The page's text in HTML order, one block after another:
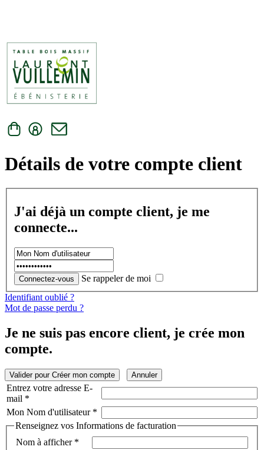
Détails de votre compte client
J'ai déjà un compte client, je me
connecte...
Se rappeler de moi
Identifiant oublié ?
Mot de passe perdu ?
Je ne suis pas encore client, je crée mon
compte.
Valider pour Créer mon compte Annuler
Entrez votre adresse E-
mail *
Mon Nom d'utilisateur *
Renseignez vos Informations de facturation
Nom à afficher *